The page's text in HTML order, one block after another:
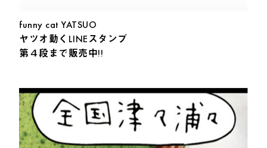
funny cat YATSUO
ヤツオ動くLINEスタンプ
第４段まで販売中!!